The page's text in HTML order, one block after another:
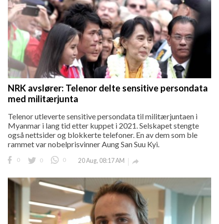
NRK avslører: Telenor delte sensitive persondata
med militærjunta
Telenor utleverte sensitive persondata til militærjuntaen i
Myanmar i lang tid etter kuppet i 2021. Selskapet stengte
også nettsider og blokkerte telefoner. En av dem som ble
rammet var nobelprisvinner Aung San Suu Kyi.
0 0 0 20 Aug, 08:17 AM 